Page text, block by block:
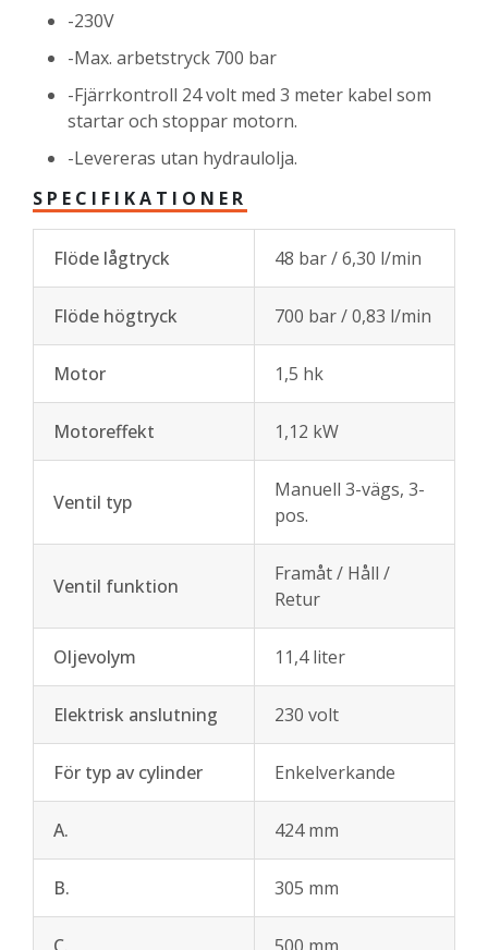
-230V
-Max. arbetstryck 700 bar
-Fjärrkontroll 24 volt med 3 meter kabel som
startar och stoppar motorn.
-Levereras utan hydraulolja.
SPECIFIKATIONER
Flöde lågtryck 48 bar / 6,30 l/min
Flöde högtryck 700 bar / 0,83 l/min
Motor 1,5 hk
Motoreffekt 1,12 kW
Ventil typ
Manuell 3-vägs, 3-
pos.
Ventil funktion
Framåt / Håll /
Retur
Oljevolym 11,4 liter
Elektrisk anslutning 230 volt
För typ av cylinder Enkelverkande
A. 424 mm
B. 305 mm